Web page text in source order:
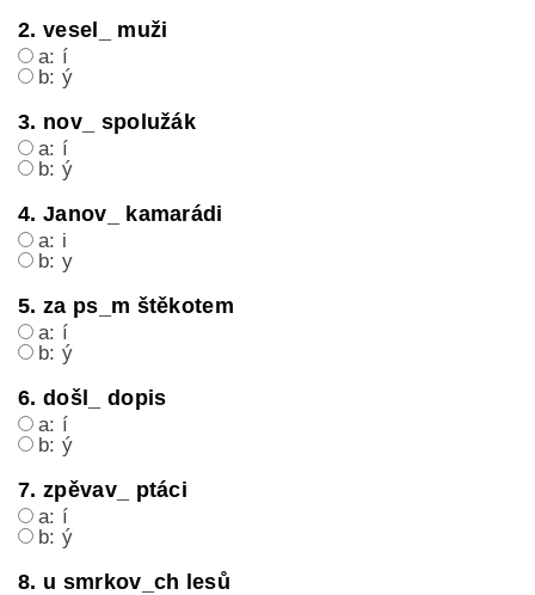
2. vesel_ muži
a: í
b: ý
3. nov_ spolužák
a: í
b: ý
4. Janov_ kamarádi
a: i
b: y
5. za ps_m štěkotem
a: í
b: ý
6. došl_ dopis
a: í
b: ý
7. zpěvav_ ptáci
a: í
b: ý
8. u smrkov_ch lesů